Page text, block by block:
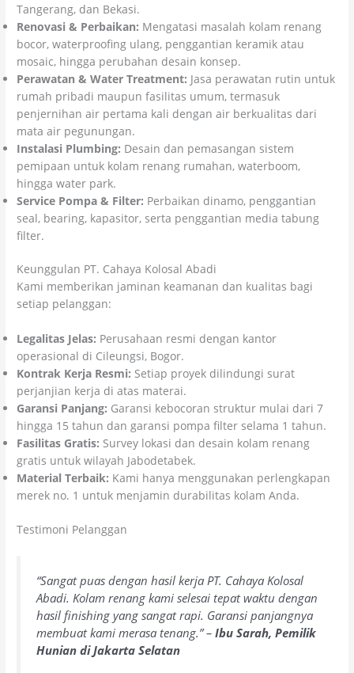
Tangerang, dan Bekasi.
Renovasi & Perbaikan: Mengatasi masalah kolam renang
bocor, waterproofing ulang, penggantian keramik atau
mosaic, hingga perubahan desain konsep.
Perawatan & Water Treatment: Jasa perawatan rutin untuk
rumah pribadi maupun fasilitas umum, termasuk
penjernihan air pertama kali dengan air berkualitas dari
mata air pegunungan.
Instalasi Plumbing: Desain dan pemasangan sistem
pemipaan untuk kolam renang rumahan, waterboom,
hingga water park.
Service Pompa & Filter: Perbaikan dinamo, penggantian
seal, bearing, kapasitor, serta penggantian media tabung
filter.
Keunggulan PT. Cahaya Kolosal Abadi
Kami memberikan jaminan keamanan dan kualitas bagi
setiap pelanggan:
Legalitas Jelas: Perusahaan resmi dengan kantor
operasional di Cileungsi, Bogor.
Kontrak Kerja Resmi: Setiap proyek dilindungi surat
perjanjian kerja di atas materai.
Garansi Panjang: Garansi kebocoran struktur mulai dari 7
hingga 15 tahun dan garansi pompa filter selama 1 tahun.
Fasilitas Gratis: Survey lokasi dan desain kolam renang
gratis untuk wilayah Jabodetabek.
Material Terbaik: Kami hanya menggunakan perlengkapan
merek no. 1 untuk menjamin durabilitas kolam Anda.
Testimoni Pelanggan
“Sangat puas dengan hasil kerja PT. Cahaya Kolosal
Abadi. Kolam renang kami selesai tepat waktu dengan
hasil finishing yang sangat rapi. Garansi panjangnya
membuat kami merasa tenang.” –Ibu Sarah, Pemilik
Hunian di Jakarta Selatan